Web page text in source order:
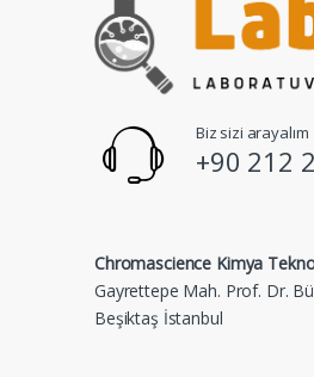
Biz sizi arayalım
+90 212
Chromascience Kimya
Gayrettepe Mah. Prof. Dr.
Beşiktaş İstanbul